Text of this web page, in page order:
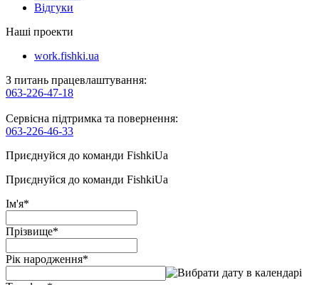
Відгуки
Наші проекти
work.fishki.ua
З питань працевлаштування:
063-226-47-18
Сервісна підтримка та повернення:
063-226-46-33
Приєднуйся до команди FishkiUa
Приєднуйся до команди FishkiUa
Ім'я*
Прізвище*
Рік народження*